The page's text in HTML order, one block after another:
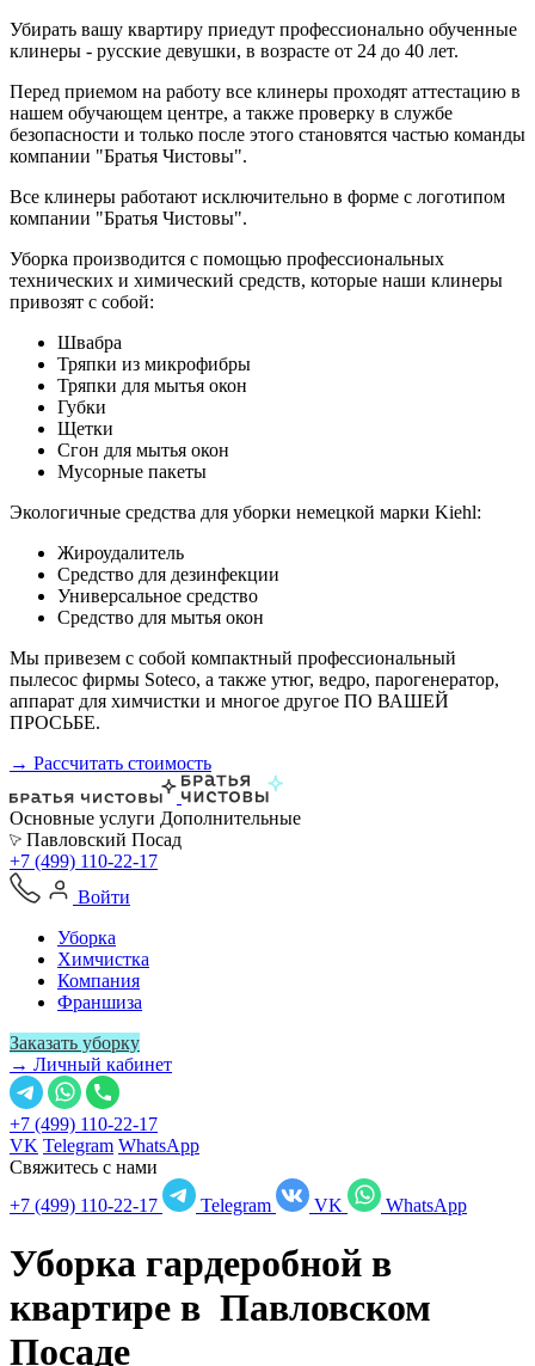
Убирать вашу квартиру приедут профессионально обученные
клинеры - русские девушки, в возрасте от 24 до 40 лет.
Перед приемом на работу все клинеры проходят аттестацию в
нашем обучающем центре, а также проверку в службе
безопасности и только после этого становятся частью команды
компании "Братья Чистовы".
Все клинеры работают исключительно в форме с логотипом
компании "Братья Чистовы".
Уборка производится с помощью профессиональных
технических и химический средств, которые наши клинеры
привозят с собой:
Швабра
Тряпки из микрофибры
Тряпки для мытья окон
Губки
Щетки
Сгон для мытья окон
Мусорные пакеты
Экологичные средства для уборки немецкой марки Kiehl:
Жироудалитель
Средство для дезинфекции
Универсальное средство
Средство для мытья окон
Мы привезем с собой компактный профессиональный
пылесос фирмы Soteco, а также утюг, ведро, парогенератор,
аппарат для химчистки и многое другое ПО ВАШЕЙ
ПРОСЬБЕ.
→ Рассчитать стоимость
Основные услуги Дополнительные
Павловский Посад
+7 (499) 110-22-17
Войти
Уборка
Химчистка
Компания
Франшиза
Заказать уборку
→ Личный кабинет
+7 (499) 110-22-17
VK Telegram WhatsApp
Свяжитесь с нами
+7 (499) 110-22-17
Telegram VK WhatsApp
Уборка гардеробной в
квартире в Павловском
Посаде